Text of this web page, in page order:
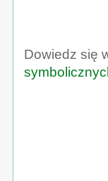
Dowiedz się